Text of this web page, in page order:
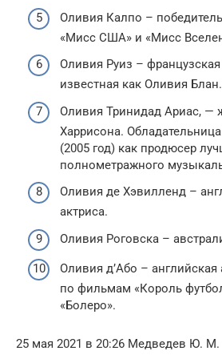
Оливия Калпо –
«Мисс США» и «Мисс
Оливия Руиз –
известная как Оливия Блан.
Оливия Тринидад Ариас, —
Харрисона.
(2005 год) как продюсер
полнометражного
Оливия де Хэвилленд –
актриса.
Оливия Роговска –
Оливия д’Або – английская
по фильмам «Король
«Болеро».
25 мая 2021 в 20:26 Медведев Ю. М.